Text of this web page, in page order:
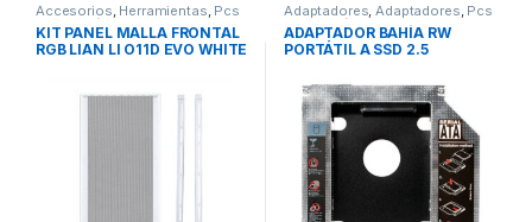
Accesorios, Herramientas, Pcs
Integración
KIT PANEL MALLA FRONTAL
RGB LIAN LI O11D EVO WHITE
Adaptadores,Adaptadores, Pcs
Integración
ADAPTADOR BAHÍA RW
PORTÁTIL A SSD 2.5